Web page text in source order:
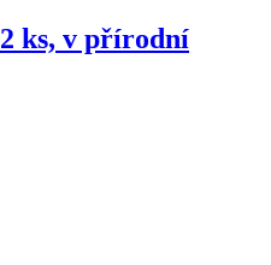
2 ks, v přírodní